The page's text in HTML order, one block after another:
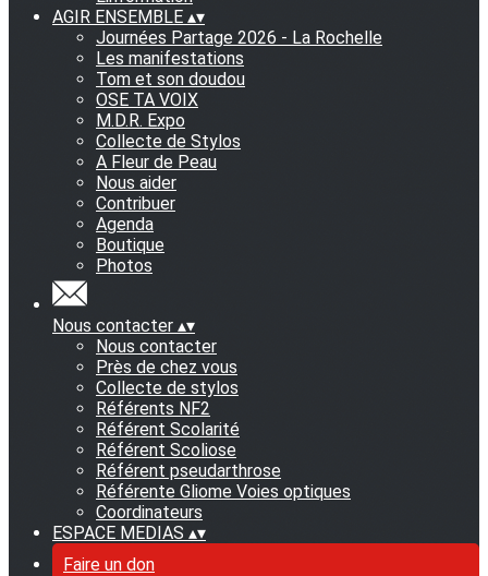
AGIR ENSEMBLE ▴▾
Journées Partage 2026 - La Rochelle
Les manifestations
Tom et son doudou
OSE TA VOIX
M.D.R. Expo
Collecte de Stylos
A Fleur de Peau
Nous aider
Contribuer
Agenda
Boutique
Photos
Nous contacter ▴▾
Nous contacter
Près de chez vous
Collecte de stylos
Référents NF2
Référent Scolarité
Référent Scoliose
Référent pseudarthrose
Référente Gliome Voies optiques
Coordinateurs
ESPACE MEDIAS ▴▾
Faire un don